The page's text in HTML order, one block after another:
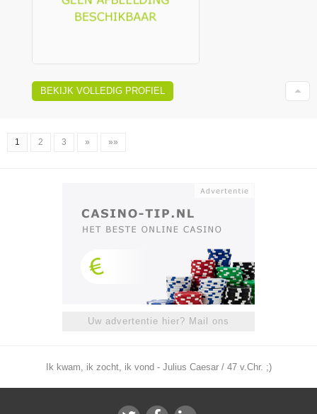
BEKIJK VOLLEDIG PROFIEL
1 2 3 » »»
Uw advertentie hier? Mail ons
Ik kwam, ik zocht, ik vond - Julius Caesar / 47 v.Chr. ;)